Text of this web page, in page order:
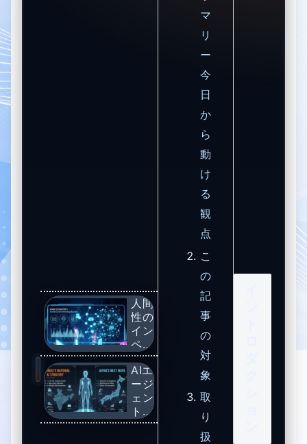
人間
性の
イン
ペラ
ティ
ブ：
人工
知能
時代
にお
AIエ
ージ
ェン
トが
拓く
マ
リ
ー
今
日
か
ら
動
け
る
観
点
こ
の
記
事
の
対
象
取
り
扱